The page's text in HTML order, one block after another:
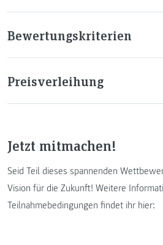
Bewertungskriterien
Preisverleihung
Jetzt mitmachen!
Seid Teil dieses spannenden
Vision für die Zukunft! Weitere
Teilnahmebedingungen findet ihr hier: